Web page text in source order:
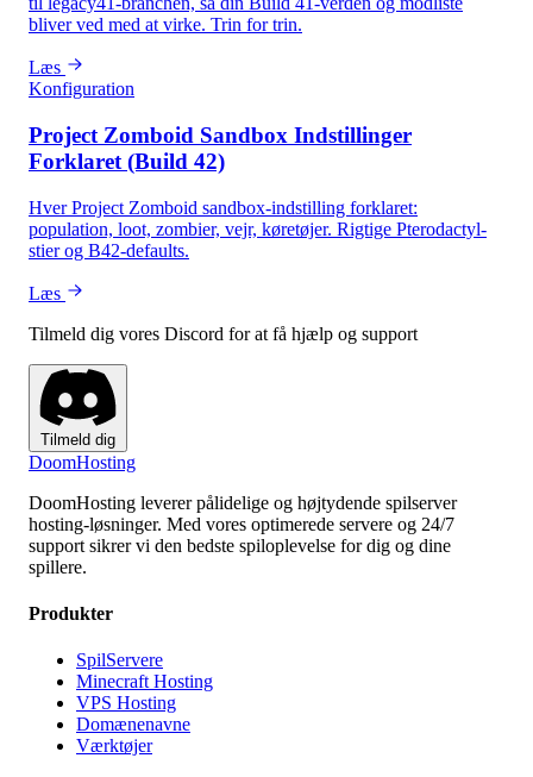
bliver ved med at virke. Trin for trin.
Læs
Konfiguration
Project Zomboid Sandbox Indstillinger
Forklaret (Build 42)
Hver Project Zomboid sandbox-indstilling forklaret:
population, loot, zombier, vejr, køretøjer. Rigtige Pterodactyl-
stier og B42-defaults.
Læs
Tilmeld dig vores Discord for at få hjælp og support
Tilmeld dig
DoomHosting
DoomHosting leverer pålidelige og højtydende spilserver
hosting-løsninger. Med vores optimerede servere og 24/7
support sikrer vi den bedste spiloplevelse for dig og dine
spillere.
Produkter
SpilServere
Minecraft Hosting
VPS Hosting
Domænenavne
Værktøjer